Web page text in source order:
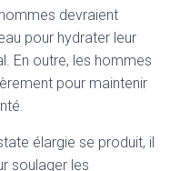
devraient
pour hydrater leur
En outre, les hommes
pour maintenir
élargie se produit, il
soulager les